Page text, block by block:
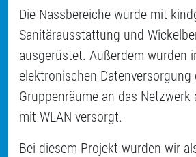
Die Nassbereiche wurde mit
Sanitärausstattung und
ausgerüstet. Außerdem wurden
elektronischen Datenversorgung
Gruppenräume an das
mit WLAN versorgt.
Bei diesem Projekt wurden wir